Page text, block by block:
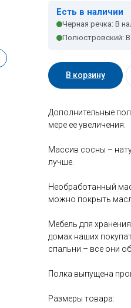
Есть в наличии
Черная речка: В
Полюстровский: В
В корзину
Дополнительные
мере ее увеличения.
Массив сосны –
лучше.
Необработанный
можно покрыть
Мебель для
домах наших
спальни – все они
Полка выпущена
Размеры товара: